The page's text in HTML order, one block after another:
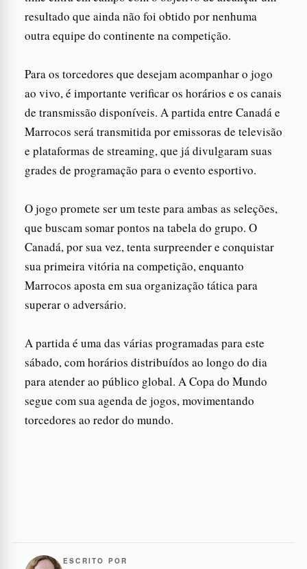
resultado que ainda não foi obtido por nenhuma
outra equipe do continente na competição.
Para os torcedores que desejam acompanhar o jogo
ao vivo, é importante verificar os horários e os canais
de transmissão disponíveis. A partida entre Canadá e
Marrocos será transmitida por emissoras de televisão
e plataformas de streaming, que já divulgaram suas
grades de programação para o evento esportivo.
O jogo promete ser um teste para ambas as seleções,
que buscam somar pontos na tabela do grupo. O
Canadá, por sua vez, tenta surpreender e conquistar
sua primeira vitória na competição, enquanto
Marrocos aposta em sua organização tática para
superar o adversário.
A partida é uma das várias programadas para este
sábado, com horários distribuídos ao longo do dia
para atender ao público global. A Copa do Mundo
segue com sua agenda de jogos, movimentando
torcedores ao redor do mundo.
ESCRITO POR